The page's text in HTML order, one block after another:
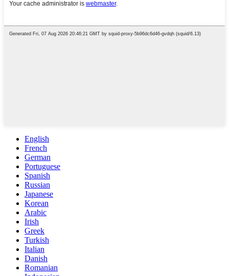
English
French
German
Portuguese
Spanish
Russian
Japanese
Korean
Arabic
Irish
Greek
Turkish
Italian
Danish
Romanian